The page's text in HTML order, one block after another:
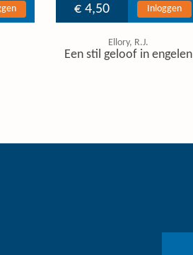
€ 4,50
Inloggen
Ellory, R.J.
Een stil geloof in engelen